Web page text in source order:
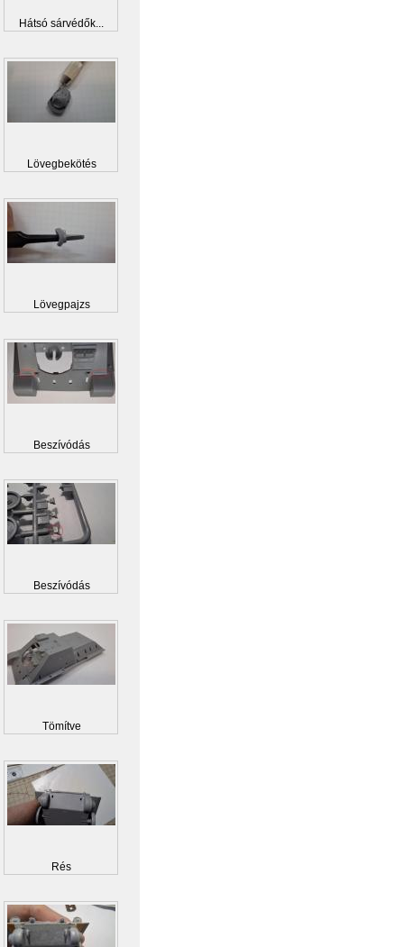
Hátsó sárvédők...
Lövegbekötés
Lövegpajzs
Beszívódás
Beszívódás
Tömítve
Rés